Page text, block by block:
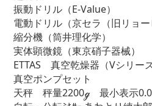
振動ドリル（E-Value）
電動ドリル（京セラ（旧リョー
縮分機（筒井理化学）
実体顕微鏡（東京硝子器械）
ETTAS 真空乾燥器（Vシリーズ
真空ポンプセット
天秤 秤量2200ℊ 最小表示